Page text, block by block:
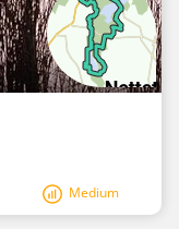
Medium